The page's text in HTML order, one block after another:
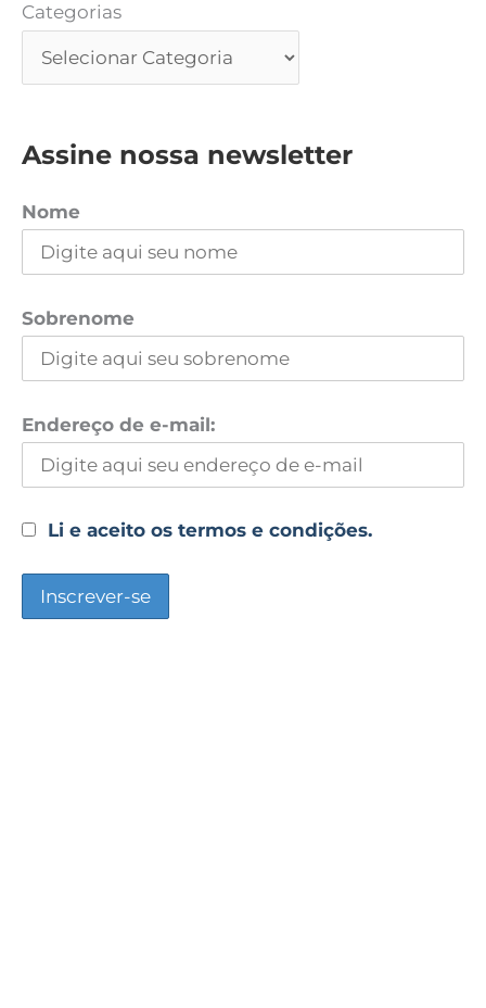
Categorias
Assine nossa newsletter
Nome
Sobrenome
Endereço de e-mail:
Li e aceito os termos e condições.